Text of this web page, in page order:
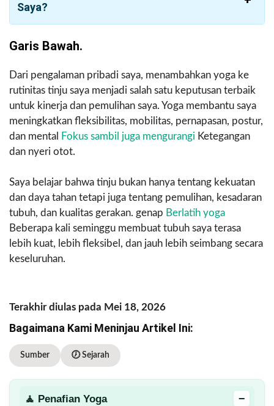
Saya?
Garis Bawah.
Dari pengalaman pribadi saya, menambahkan yoga ke
rutinitas tinju saya menjadi salah satu keputusan terbaik
untuk kinerja dan pemulihan saya. Yoga membantu saya
meningkatkan fleksibilitas, mobilitas, pernapasan, postur,
dan mental
Fokus sambil juga mengurangi Ketegangan
dan nyeri otot.
Saya belajar bahwa tinju bukan hanya tentang kekuatan
dan daya tahan tetapi juga tentang pemulihan, kesadaran
tubuh, dan kualitas gerakan. genap Berlatih yoga
Beberapa kali seminggu membuat tubuh saya terasa
lebih kuat, lebih fleksibel, dan jauh lebih seimbang secara
keseluruhan.
Terakhir diulas pada Mei 18, 2026
Bagaimana Kami Meninjau Artikel Ini:
Sumber 🕖 Sejarah
🧘 Penafian Yoga −